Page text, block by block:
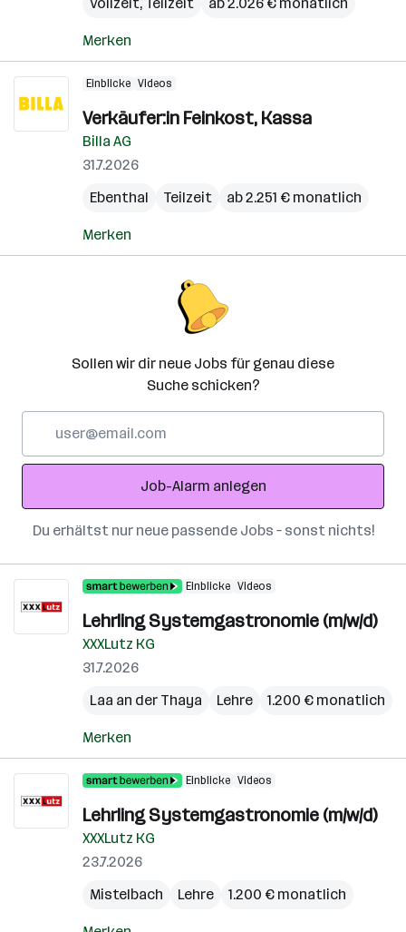
Merken
Einblicke Videos
Verkäufer:in Feinkost, Kassa
Billa AG
31.7.2026
Ebenthal
Teilzeit ab 2.251 € monatlich
Merken
Sollen wir dir neue Jobs für genau diese
Suche schicken?
Adresse
Job-Alarm anlegen
Du erhältst nur neue passende Jobs – sonst nichts!
Einblicke Videos
Lehrling Systemgastronomie (m/w/d)
XXXLutz KG
31.7.2026
Laa an der Thaya
Lehre 1.200 € monatlich
Merken
Einblicke Videos
Lehrling Systemgastronomie (m/w/d)
XXXLutz KG
23.7.2026
Mistelbach
Lehre 1.200 € monatlich